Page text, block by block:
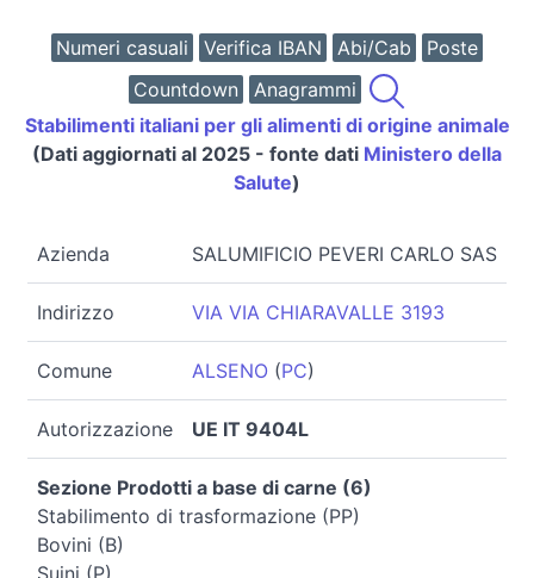
Numeri casuali Verifica IBAN Abi/Cab
Poste
Countdown
Anagrammi
Stabilimenti italiani per gli alimenti di origine animale
(Dati aggiornati al 2025 - fonte dati Ministero della
Salute)
Azienda SALUMIFICIO PEVERI CARLO SAS
Indirizzo VIA VIA CHIARAVALLE 3193
Comune ALSENO (PC)
Autorizzazione UE IT 9404L
Sezione Prodotti a base di carne (6)
Stabilimento di trasformazione (PP)
Bovini (B)
Suini (P)